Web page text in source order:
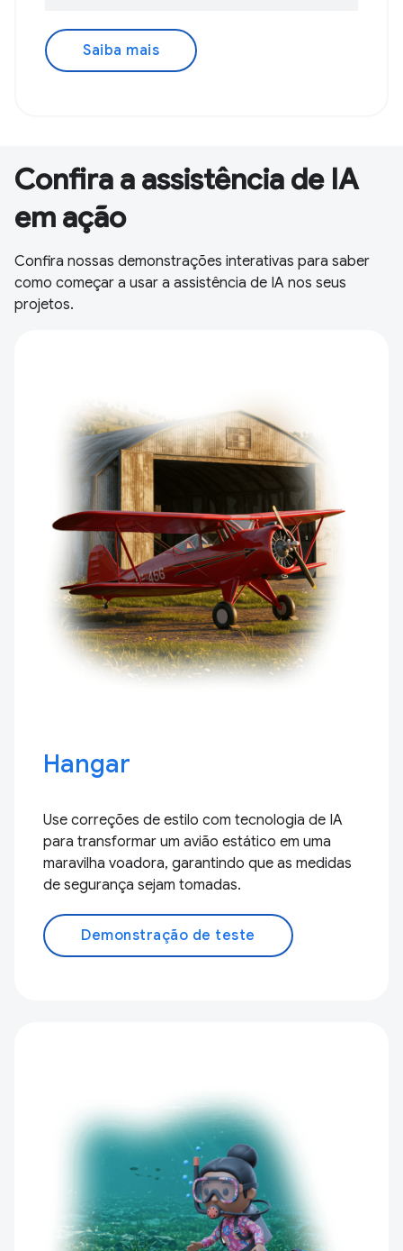
Saiba mais
Confira a assistência de IA
em ação
Confira nossas demonstrações interativas para saber
como começar a usar a assistência de IA nos seus
projetos.
Hangar
Use correções de estilo com tecnologia de IA
para transformar um avião estático em uma
maravilha voadora, garantindo que as medidas
de segurança sejam tomadas.
Demonstração de teste